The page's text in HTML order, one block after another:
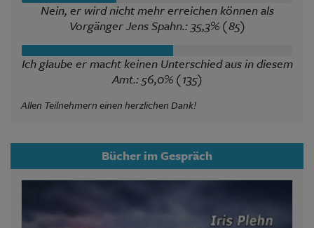
Nein, er wird nicht mehr erreichen können als
Vorgänger Jens Spahn.: 35,3% (85)
Ich glaube er macht keinen Unterschied aus in diesem
Amt.: 56,0% (135)
Allen Teilnehmern einen herzlichen Dank!
Bücher im Gespräch